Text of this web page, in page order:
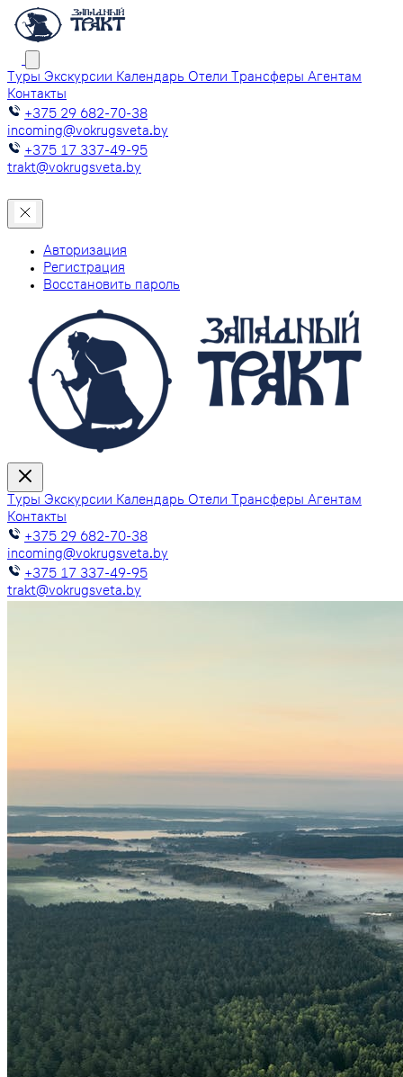
Туры Экскурсии Календарь Отели Трансферы Агентам
Контакты
+375 29 682-70-38
incoming@vokrugsveta.by
+375 17 337-49-95
trakt@vokrugsveta.by
Авторизация
Регистрация
Восстановить пароль
Туры Экскурсии Календарь Отели Трансферы Агентам
Контакты
+375 29 682-70-38
incoming@vokrugsveta.by
+375 17 337-49-95
trakt@vokrugsveta.by